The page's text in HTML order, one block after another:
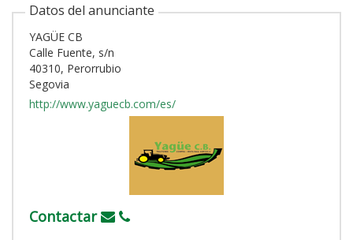
Datos del anunciante
YAGÜE CB
Calle Fuente, s/n
40310, Perorrubio
Segovia
http://www.yaguecb.com/es/
Contactar